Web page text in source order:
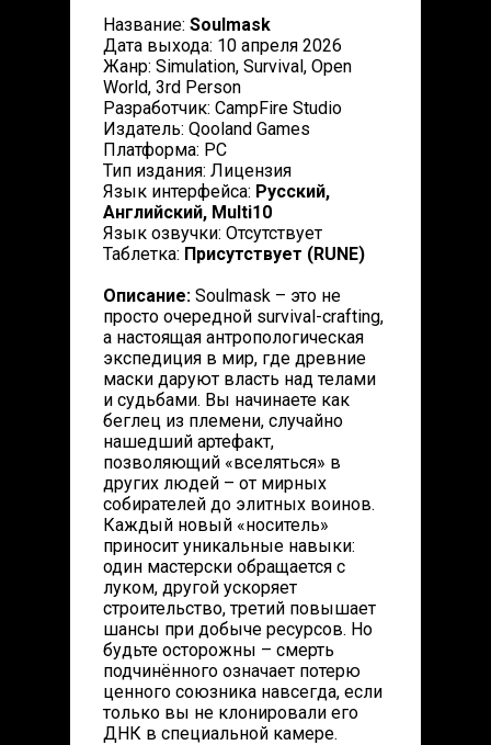
Название: Soulmask
Дата выхода: 10 апреля 2026
Жанр: Simulation, Survival, Open
World, 3rd Person
Разработчик: CampFire Studio
Издатель: Qooland Games
Платформа: PC
Тип издания: Лицензия
Язык интерфейса: Русский,
Английский, Multi10
Язык озвучки: Отсутствует
Таблетка: Присутствует (RUNE)
Описание: Soulmask – это не
просто очередной survival-crafting,
а настоящая антропологическая
экспедиция в мир, где древние
маски даруют власть над телами
и судьбами. Вы начинаете как
беглец из племени, случайно
нашедший артефакт,
позволяющий «вселяться» в
других людей – от мирных
собирателей до элитных воинов.
Каждый новый «носитель»
приносит уникальные навыки:
один мастерски обращается с
луком, другой ускоряет
строительство, третий повышает
шансы при добыче ресурсов. Но
будьте осторожны – смерть
подчинённого означает потерю
ценного союзника навсегда, если
только вы не клонировали его
ДНК в специальной камере.